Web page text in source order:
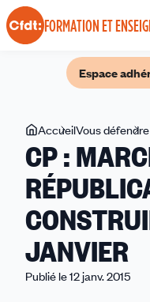
Panneau de gestion des
FORMATION ET
Espace
Vous
êtes
ici
AccueilVous défendre
CP :
JANVIER
Publié le 12 janv. 2015